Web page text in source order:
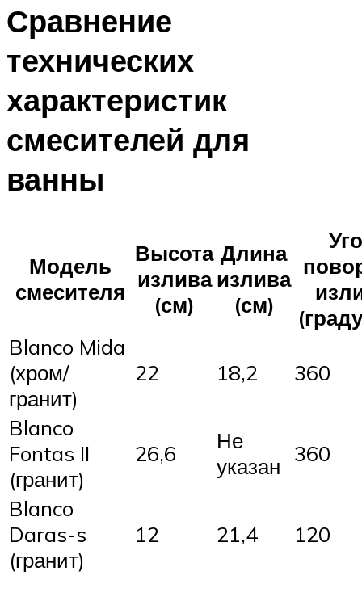
Сравнение
технических
характеристик
смесителей для
ванны
Модель
смесителя
Высота
излива
(см)
Длина
излива
(см)
Blanco Mida
(хром/
гранит)
22 18,2 360
Blanco
Fontas II
(гранит)
26,6
Не
указан 360
Blanco
Daras-s
(гранит)
12 21,4 120